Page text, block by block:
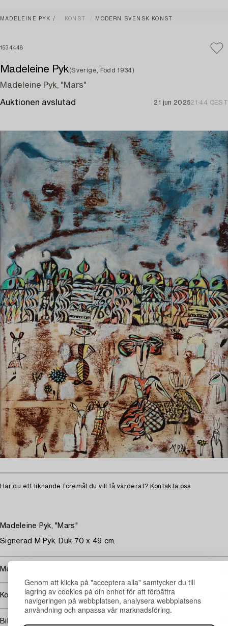
Genom att klicka på "acceptera alla" samtycker du till
lagring av cookies på din enhet för att förbättra
navigeringen på webbplatsen, analysera webbplatsens
användning och anpassa vår marknadsföring.
MADELEINE PYK KONST MODERN SVENSK KONST
1534448
Madeleine Pyk(Sverige, Född 1934)
Madeleine Pyk, "Mars"
Auktionen avslutad 21 jun 202521:44 CEST
Har du ett liknande föremål du vill få värderat? Kontakta oss
Madeleine Pyk, "Mars"
Signerad M Pyk. Duk 70 x 49 cm.
Mer om Madeleine Pyk
Köpinformation
Bildrättigheter